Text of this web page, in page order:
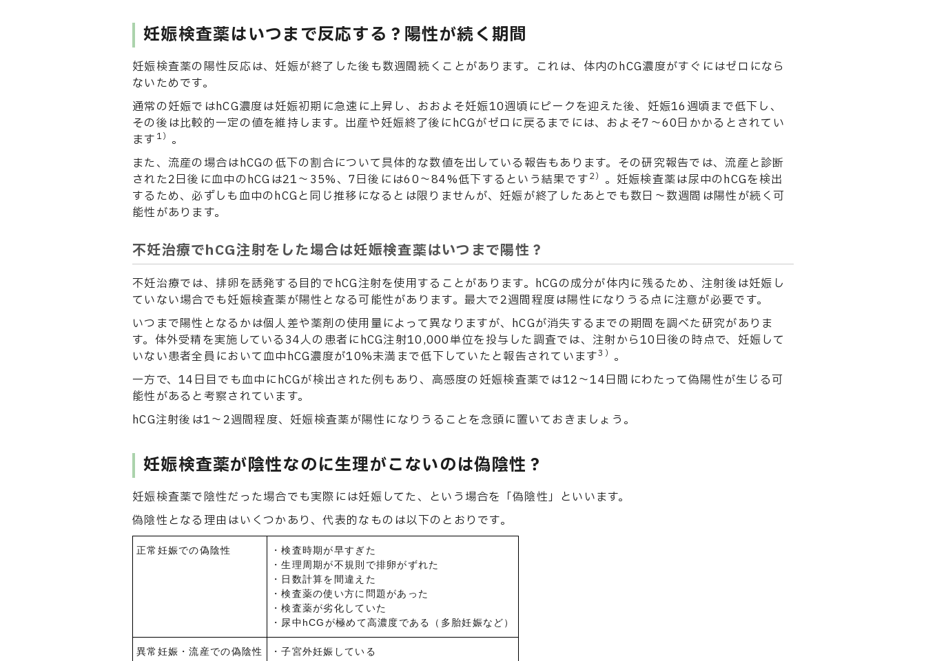
妊娠検査薬はいつまで反応する？陽性が続く期間
妊娠検査薬の陽性反応は、妊娠が終了した後も数週間続くことがあります。これは、体内のhCG濃度がすぐにはゼロになら
ないためです。
通常の妊娠ではhCG濃度は妊娠初期に急速に上昇し、おおよそ妊娠10週頃にピークを迎えた後、妊娠16週頃まで低下し、
その後は比較的一定の値を維持します。出産や妊娠終了後にhCGがゼロに戻るまでには、およそ7〜60日かかるとされてい
ます 1） 。
また、流産の場合はhCGの低下の割合について具体的な数値を出している報告もあります。その研究報告では、流産と診断
された2日後に血中のhCGは21〜35%、7日後には60〜84%低下するという結果です2） 。妊娠検査薬は尿中のhCGを検出
するため、必ずしも血中のhCGと同じ推移になるとは限りませんが、妊娠が終了したあとでも数日〜数週間は陽性が続く可
能性があります。
不妊治療でhCG注射をした場合は妊娠検査薬はいつまで陽性？
不妊治療では、排卵を誘発する目的でhCG注射を使用することがあります。hCGの成分が体内に残るため、注射後は妊娠し
ていない場合でも妊娠検査薬が陽性となる可能性があります。最大で2週間程度は陽性になりうる点に注意が必要です。
いつまで陽性となるかは個人差や薬剤の使用量によって異なりますが、hCGが消失するまでの期間を調べた研究がありま
す。体外受精を実施している34人の患者にhCG注射10,000単位を投与した調査では、注射から10日後の時点で、妊娠して
いない患者全員において血中hCG濃度が10%未満まで低下していたと報告されています3） 。
一方で、14日目でも血中にhCGが検出された例もあり、高感度の妊娠検査薬では12〜14日間にわたって偽陽性が生じる可
能性があると考察されています。
hCG注射後は1〜2週間程度、妊娠検査薬が陽性になりうることを念頭に置いておきましょう。
妊娠検査薬が陰性なのに生理がこないのは偽陰性？
妊娠検査薬で陰性だった場合でも実際には妊娠してた、という場合を「偽陰性」といいます。
偽陰性となる理由はいくつかあり、代表的なものは以下のとおりです。
正常妊娠での偽陰性
・検査時期が早すぎた
・生理周期が不規則で排卵がずれた
・日数計算を間違えた
・検査薬の使い方に問題があった
・検査薬が劣化していた
・尿中hCGが極めて高濃度である（多胎妊娠など）
異常妊娠・流産での偽陰性
・子宮外妊娠している